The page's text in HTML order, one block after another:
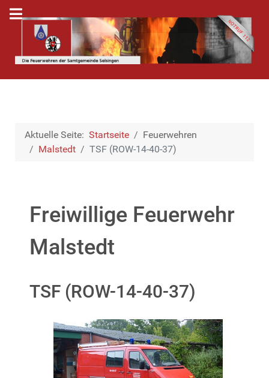
Aktuelle Seite: Startseite
Feuerwehren
Malstedt
TSF (ROW-14-40-37)
Freiwillige Feuerwehr
Malstedt
TSF (ROW-14-40-37)